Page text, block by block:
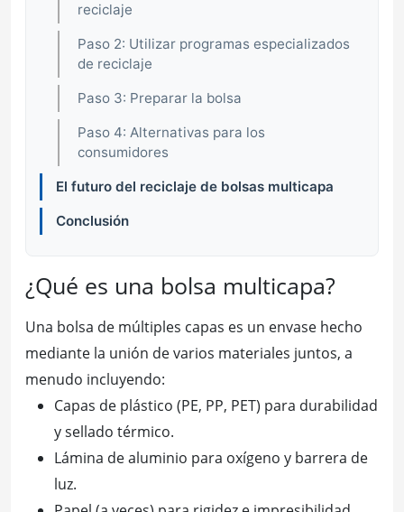
reciclaje
Paso 2: Utilizar programas especializados
de reciclaje
Paso 3: Preparar la bolsa
Paso 4: Alternativas para los
consumidores
El futuro del reciclaje de bolsas multicapa
Conclusión
¿Qué es una bolsa multicapa?
Una bolsa de múltiples capas es un envase hecho
mediante la unión de varios materiales juntos, a
menudo incluyendo:
Capas de plástico (PE, PP, PET) para durabilidad
y sellado térmico.
Lámina de aluminio para oxígeno y barrera de
luz.